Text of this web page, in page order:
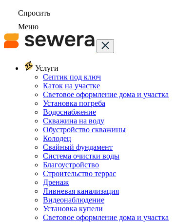
Спросить
Меню
Услуги
Септик под ключ
Каток на участке
Световое оформление дома и участка
Установка погреба
Водоснабжение
Скважина на воду
Обустройство скважины
Колодец
Свайный фундамент
Система очистки воды
Благоустройство
Строительство террас
Дренаж
Ливневая канализация
Видеонаблюдение
Установка купели
Световое оформление дома и участка